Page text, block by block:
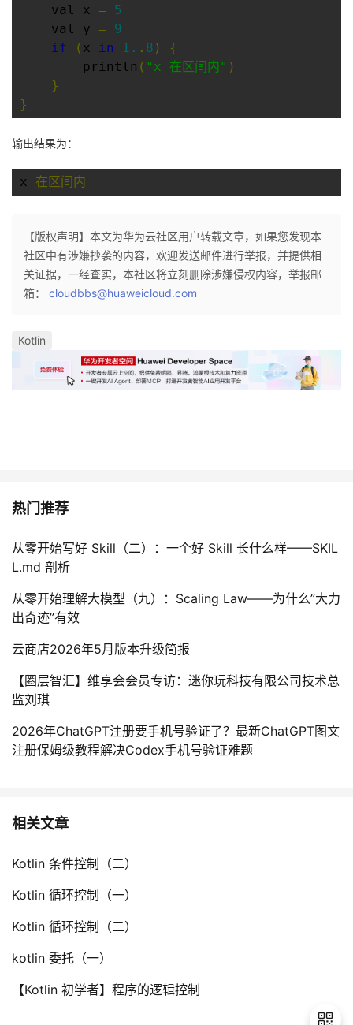
    val x
=
5
    val y
=
9
if
( x in 1. . 8 )
{
        println
( "x 在区间内" )
}
}
输出结果为：
x 在区间内
【版权声明】本文为华为云社区用户转载文章，如果您发现本
社区中有涉嫌抄袭的内容，欢迎发送邮件进行举报，并提供相
关证据，一经查实，本社区将立刻删除涉嫌侵权内容，举报邮
箱： cloudbbs@huaweicloud.com
Kotlin
热门推荐
从零开始写好 Skill（二）：一个好 Skill 长什么样——SKIL
L.md 剖析
从零开始理解大模型（九）：Scaling Law——为什么”大力
出奇迹”有效
云商店2026年5月版本升级简报
【圈层智汇】维享会会员专访：迷你玩科技有限公司技术总
监刘琪
2026年ChatGPT注册要手机号验证了？最新ChatGPT图文
注册保姆级教程解决Codex手机号验证难题
相关文章
Kotlin 条件控制（二）
Kotlin 循环控制（一）
Kotlin 循环控制（二）
kotlin 委托（一）
【Kotlin 初学者】程序的逻辑控制